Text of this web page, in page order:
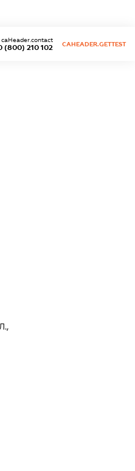
(800) 210 102
caHeader.contact
CAHEADER.GETTEST